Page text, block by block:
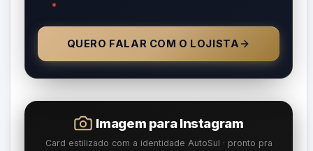
*
QUERO FALAR COM O LOJISTA
Imagem para Instagram
Card estilizado com a identidade AutoSul · pronto pra